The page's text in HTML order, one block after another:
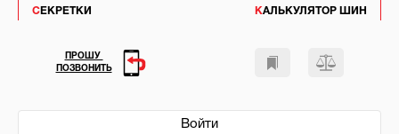
СЕКРЕТКИ
КАЛЬКУЛЯТОР ШИН
Войти
ПРОШУ
ПОЗВОНИТЬ